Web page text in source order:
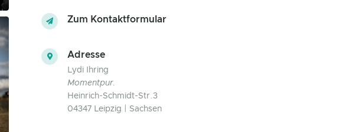
Zum Kontaktformular
Adresse
Lydi Ihring
Momentpur.
Heinrich-Schmidt-Str.3
04347 Leipzig | Sachsen